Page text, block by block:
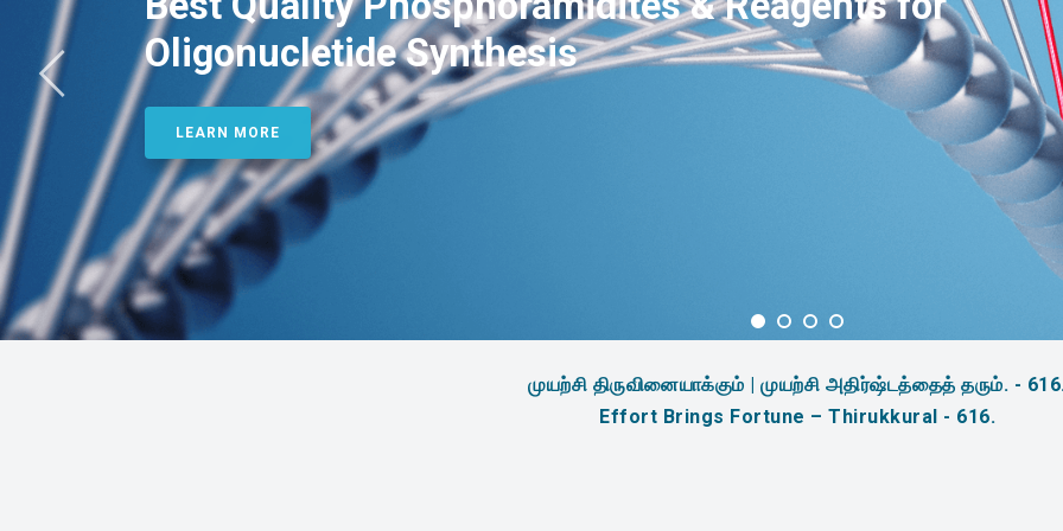
Oligonucletide Synthesis
LEARN MORE
முயற்சி திருவினையாக்கும் | முயற்சி அதிர்ஷ்டத்தைத் தரும். -
Effort Brings Fortune – Thirukkural - 616.